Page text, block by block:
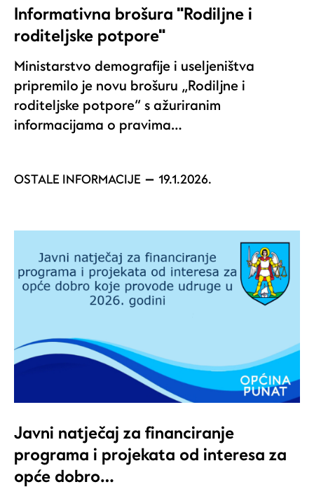
Informativna brošura "Rodiljne i
roditeljske potpore"
Ministarstvo demografije i useljeništva
pripremilo je novu brošuru „Rodiljne i
roditeljske potpore” s ažuriranim
informacijama o pravima…
OSTALE INFORMACIJE 19.1.2026.
Javni natječaj za financiranje
programa i projekata od interesa za
opće dobro…